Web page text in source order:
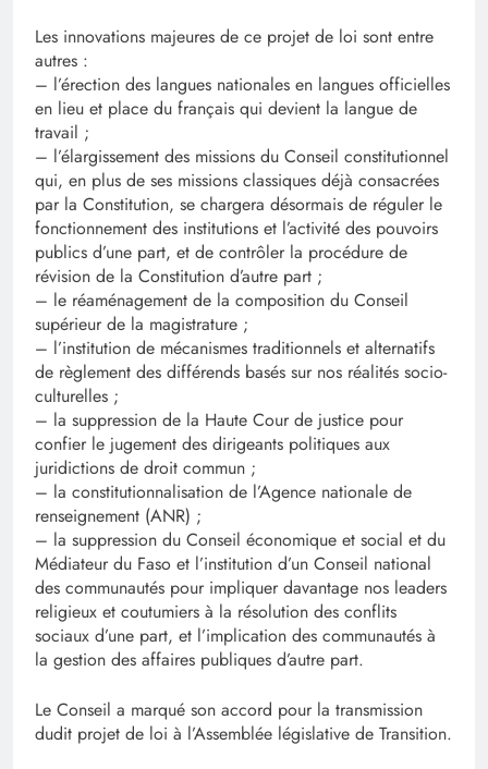
Les innovations majeures de ce projet de loi sont entre
autres :
– l’érection des langues nationales en langues officielles
en lieu et place du français qui devient la langue de
travail ;
– l’élargissement des missions du Conseil constitutionnel
qui, en plus de ses missions classiques déjà consacrées
par la Constitution, se chargera désormais de réguler le
fonctionnement des institutions et l’activité des pouvoirs
publics d’une part, et de contrôler la procédure de
révision de la Constitution d’autre part ;
– le réaménagement de la composition du Conseil
supérieur de la magistrature ;
– l’institution de mécanismes traditionnels et alternatifs
de règlement des différends basés sur nos réalités socio-
culturelles ;
– la suppression de la Haute Cour de justice pour
confier le jugement des dirigeants politiques aux
juridictions de droit commun ;
– la constitutionnalisation de l’Agence nationale de
renseignement (ANR) ;
– la suppression du Conseil économique et social et du
Médiateur du Faso et l’institution d’un Conseil national
des communautés pour impliquer davantage nos leaders
religieux et coutumiers à la résolution des conflits
sociaux d’une part, et l’implication des communautés à
la gestion des affaires publiques d’autre part.
Le Conseil a marqué son accord pour la transmission
dudit projet de loi à l’Assemblée législative de Transition.